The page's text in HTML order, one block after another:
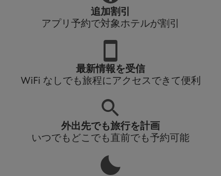
追加割引
アプリ予約で対象ホテルが割引
最新情報を受信
WiFi なしでも旅程にアクセスできて便利
外出先でも旅行を計画
いつでもどこでも直前でも予約可能